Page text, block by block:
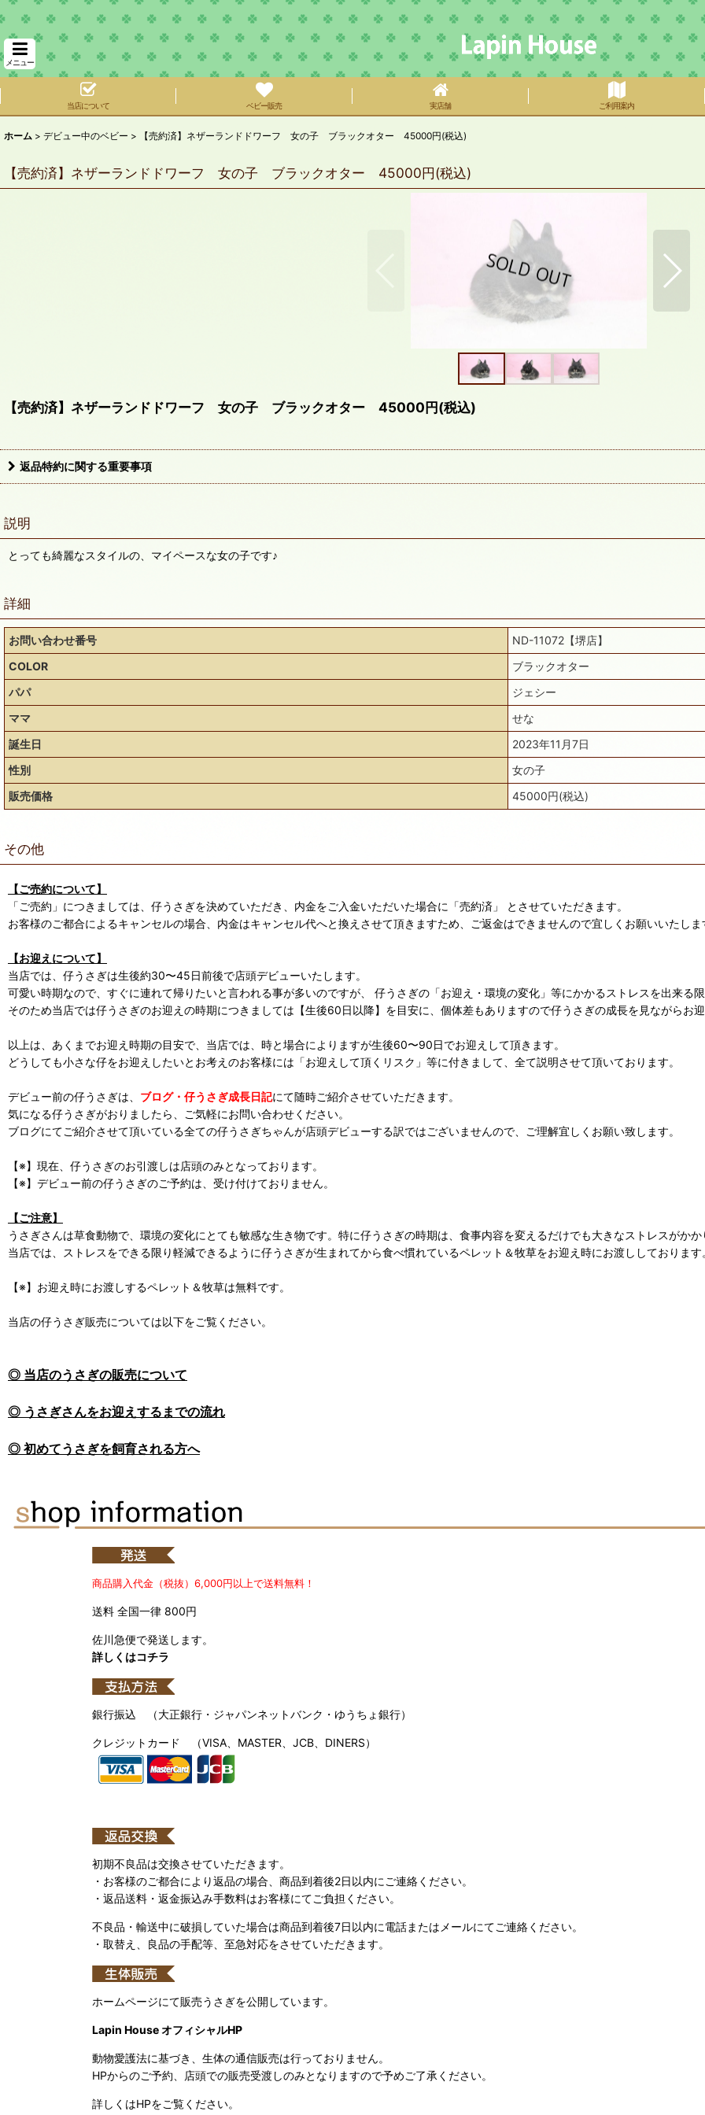
メニュー
当店について ベビー販売 実店舗 ご利用案内
ホーム > デビュー中のベビー > 【売約済】ネザーランドドワーフ 女の子 ブラックオター 45000円(税込)
【売約済】ネザーランドドワーフ 女の子 ブラックオター 45000円(税込)
【売約済】ネザーランドドワーフ 女の子 ブラックオター 45000円(税込)
返品特約に関する重要事項
説明
とっても綺麗なスタイルの、マイペースな女の子です♪
詳細
お問い合わせ番号
ND-11072【堺店】
COLOR
ブラックオター
パパ
ジェシー
ママ
せな
誕生日
2023年11月7日
性別
女の子
販売価格
45000円(税込)
その他
【ご売約について】
「ご売約」につきましては、仔うさぎを決めていただき、内金をご入金いただいた場合に「売約済」 とさせていただきます。
お客様のご都合によるキャンセルの場合、内金はキャンセル代へと換えさせて頂きますため、ご返金はできませんので宜しくお願いいたしま
【お迎えについて】
当店では、仔うさぎは生後約30〜45日前後で店頭デビューいたします。
可愛い時期なので、すぐに連れて帰りたいと言われる事が多いのですが、 仔うさぎの「お迎え・環境の変化」等にかかるストレスを出来る
そのため当店では仔うさぎのお迎えの時期につきましては【生後60日以降】を目安に、個体差もありますので仔うさぎの成長を見ながらお
以上は、あくまでお迎え時期の目安で、当店では、時と場合によりますが生後60〜90日でお迎えして頂きます。
どうしても小さな仔をお迎えしたいとお考えのお客様には「お迎えして頂くリスク」等に付きまして、全て説明させて頂いております。
デビュー前の仔うさぎは、 ブログ・仔うさぎ成長日記にて随時ご紹介させていただきます。
気になる仔うさぎがおりましたら、ご気軽にお問い合わせください。
ブログにてご紹介させて頂いている全ての仔うさぎちゃんが店頭デビューする訳ではございませんので、ご理解宜しくお願い致します。
【※】現在、仔うさぎのお引渡しは店頭のみとなっております。
【※】デビュー前の仔うさぎのご予約は、受け付けておりません。
【ご注意】
うさぎさんは草食動物で、環境の変化にとても敏感な生き物です。特に仔うさぎの時期は、食事内容を変えるだけでも大きなストレスがかか
当店では、ストレスをできる限り軽減できるように仔うさぎが生まれてから食べ慣れているペレット＆牧草をお迎え時にお渡ししております
【※】お迎え時にお渡しするペレット＆牧草は無料です。
当店の仔うさぎ販売については以下をご覧ください。
◎ 当店のうさぎの販売について
◎ うさぎさんをお迎えするまでの流れ
◎ 初めてうさぎを飼育される方へ
商品購入代金（税抜）6,000円以上で送料無料！
送料 全国一律 800円
佐川急便で発送します。
詳しくはコチラ
銀行振込 （大正銀行・ジャパンネットバンク・ゆうちょ銀行）
クレジットカード （VISA、MASTER、JCB、DINERS）
初期不良品は交換させていただきます。
・お客様のご都合により返品の場合、商品到着後2日以内にご連絡ください。
・返品送料・返金振込み手数料はお客様にてご負担ください。
不良品・輸送中に破損していた場合は商品到着後7日以内に電話またはメールにてご連絡ください。
・取替え、良品の手配等、至急対応をさせていただきます。
ホームページにて販売うさぎを公開しています。
Lapin House オフィシャルHP
動物愛護法に基づき、生体の通信販売は行っておりません。
HPからのご予約、店頭での販売受渡しのみとなりますので予めご了承ください。
詳しくはHPをご覧ください。